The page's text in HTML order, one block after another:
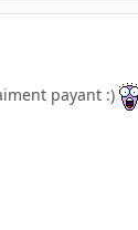
payant :)